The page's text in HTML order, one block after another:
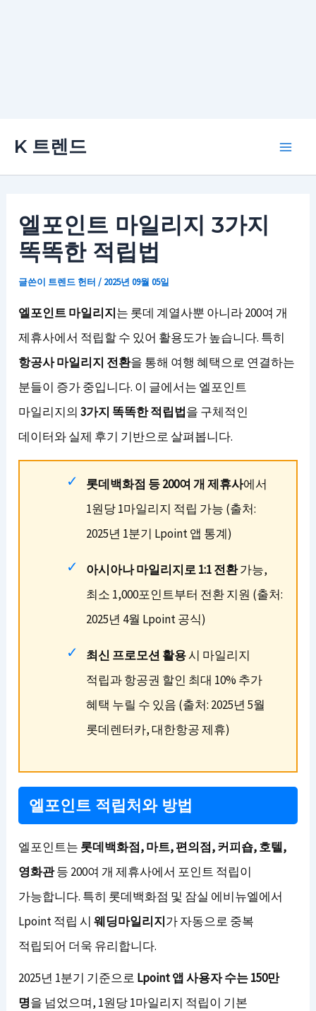
K 트렌드
엘포인트 마일리지 3가지
똑똑한 적립법
글쓴이 트렌드 헌터/ 2025년 09월 05일
엘포인트 마일리지는 롯데 계열사뿐 아니라 200여 개
제휴사에서 적립할 수 있어 활용도가 높습니다. 특히
항공사 마일리지 전환을 통해 여행 혜택으로 연결하는
분들이 증가 중입니다. 이 글에서는 엘포인트
마일리지의3가지 똑똑한 적립법을 구체적인
데이터와 실제 후기 기반으로 살펴봅니다.
롯데백화점 등 200여 개 제휴사에서
1원당 1마일리지 적립 가능 (출처:
2025년 1분기 Lpoint 앱 통계)
아시아나 마일리지로 1:1 전환가능,
최소 1,000포인트부터 전환 지원 (출처:
2025년 4월 Lpoint 공식)
최신 프로모션 활용시 마일리지
적립과 항공권 할인 최대 10% 추가
혜택 누릴 수 있음 (출처: 2025년 5월
롯데렌터카, 대한항공 제휴)
엘포인트 적립처와 방법
엘포인트는 롯데백화점, 마트, 편의점, 커피숍, 호텔,
영화관등 200여 개 제휴사에서 포인트 적립이
가능합니다. 특히 롯데백화점 및 잠실 에비뉴엘에서
Lpoint 적립 시웨딩마일리지가 자동으로 중복
적립되어 더욱 유리합니다.
2025년 1분기 기준으로 Lpoint 앱 사용자 수는 150만
명을 넘었으며, 1원당 1마일리지 적립이 기본